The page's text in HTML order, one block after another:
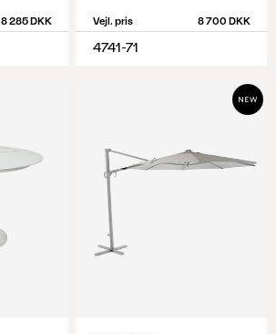
8 285 DKK Vejl. pris 8 700 DKK
4741-71